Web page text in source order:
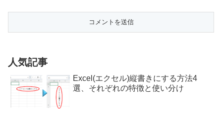
人気記事
Excel(エクセル)縦書きにする方法4
選、それぞれの特徴と使い分け